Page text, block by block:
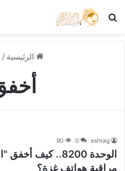
بحث عن
الرئيسية /
eshrag
0
90
الوحدة 8200.. كيف
مراقبة هواتف غزة؟